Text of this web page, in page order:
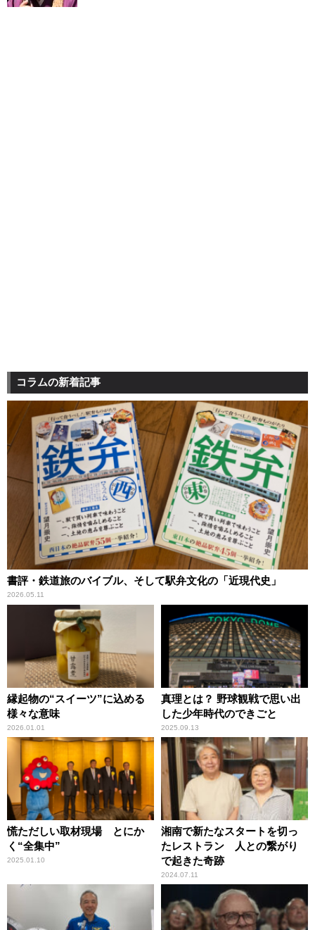
コラムの新着記事
書評・鉄道旅のバイブル、そして駅弁文化の「近現代史」
2026.05.11
縁起物の“スイーツ”に込める
様々な意味
2026.01.01
真理とは？ 野球観戦で思い出
した少年時代のできごと
2025.09.13
慌ただしい取材現場 とにか
く“全集中”
2025.01.10
湘南で新たなスタートを切っ
たレストラン 人との繋がり
で起きた奇跡
2024.07.11